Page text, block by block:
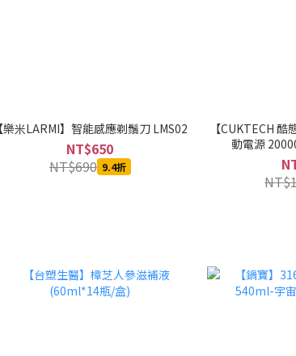
【樂米LARMI】智能感應剃鬚刀 LMS02
NT$650
NT$690 9.4折
【CUKTECH
動電源